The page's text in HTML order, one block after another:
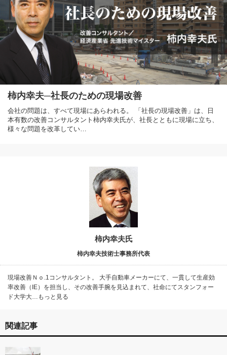
柿内幸夫─社長のための現場改善
会社の問題は、すべて現場にあらわれる。 「社長の現場改善」は、日
本有数の改善コンサルタント柿内幸夫氏が、社長とともに現場に立ち、
様々な問題を改革してい…
柿内幸夫氏
柿内幸夫技術士事務所代表
現場改善Ｎｏ.1コンサルタント。 大手自動車メーカーにて、一貫して生産効
率改善（IE）を担当し、その改善手腕を見込まれて、社命にてスタンフォー
ド大学大…もっと見る
関連記事